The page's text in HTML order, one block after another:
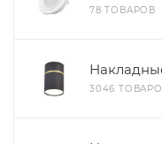
78 ТОВАРОВ
3046